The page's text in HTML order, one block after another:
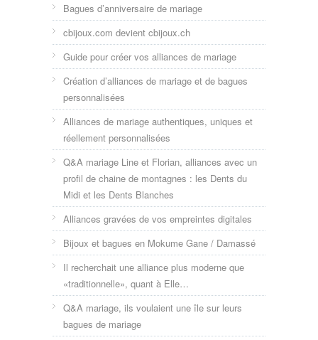
Bagues d’anniversaire de mariage
cbijoux.com devient cbijoux.ch
Guide pour créer vos alliances de mariage
Création d’alliances de mariage et de bagues
personnalisées
Alliances de mariage authentiques, uniques et
réellement personnalisées
Q&A mariage Line et Florian, alliances avec un
profil de chaine de montagnes : les Dents du
Midi et les Dents Blanches
Alliances gravées de vos empreintes digitales
Bijoux et bagues en Mokume Gane / Damassé
Il recherchait une alliance plus moderne que
«traditionnelle», quant à Elle…
Q&A mariage, ils voulaient une île sur leurs
bagues de mariage